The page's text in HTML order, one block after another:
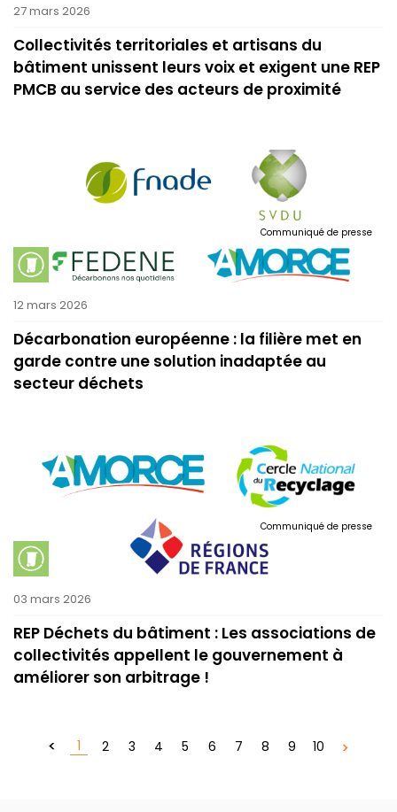
27 mars 2026
Collectivités territoriales et artisans du
bâtiment unissent leurs voix et exigent une REP
PMCB au service des acteurs de proximité
Communiqué de presse
12 mars 2026
Décarbonation européenne : la filière met en
garde contre une solution inadaptée au
secteur déchets
Communiqué de presse
03 mars 2026
REP Déchets du bâtiment : Les associations de
collectivités appellent le gouvernement à
améliorer son arbitrage !
1 2 3 4 5 6 7 8 9 10